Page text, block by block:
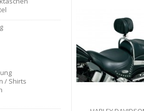
/ Shirts